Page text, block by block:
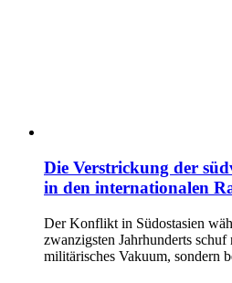
Die Verstrickung der
in den internationalen
Der Konflikt in Südostasien
zwanzigsten Jahrhunderts
militärisches Vakuum, sondern